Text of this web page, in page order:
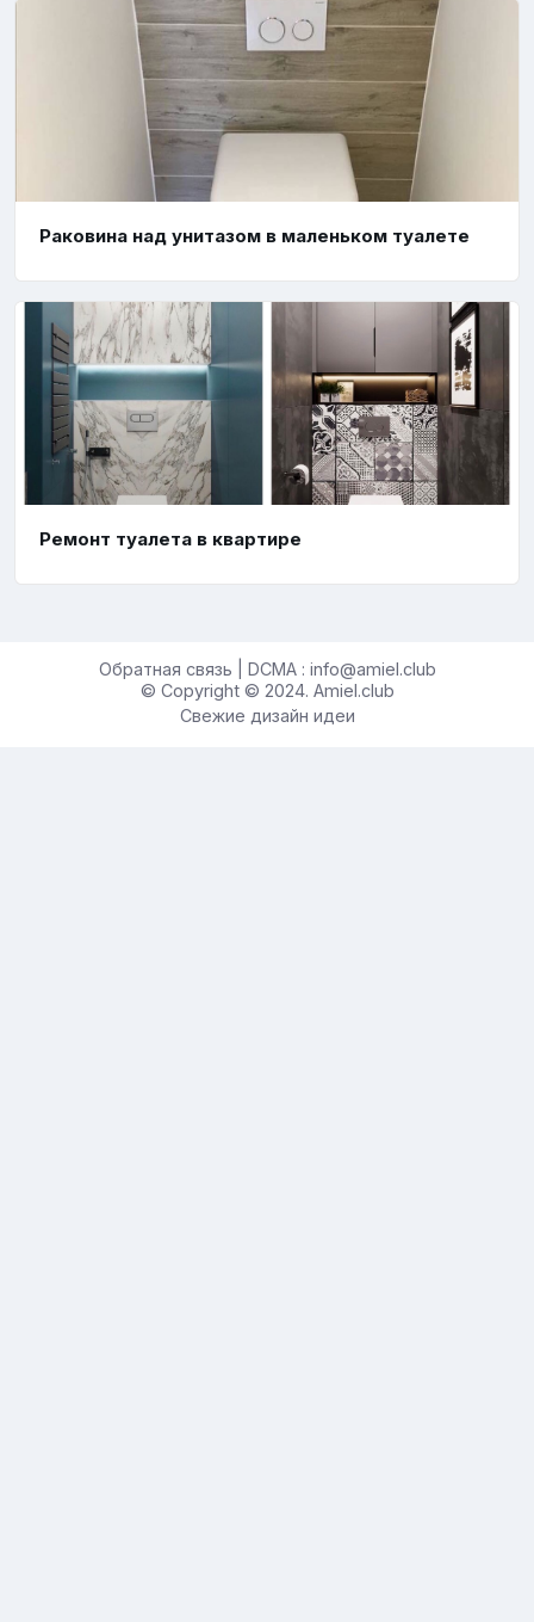
Раковина над унитазом в маленьком туалете
Ремонт туалета в квартире
Обратная связь | DCMA : info@amiel.club
© Copyright © 2024. Amiel.club
Свежие дизайн идеи